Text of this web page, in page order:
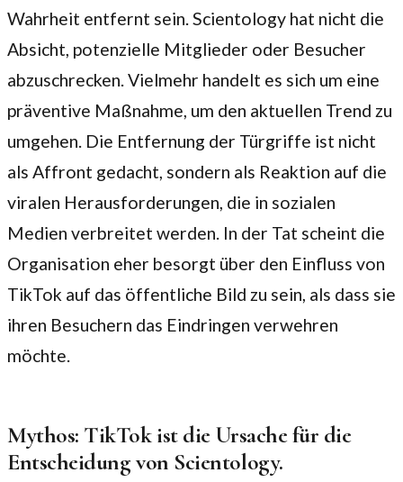
Wahrheit entfernt sein. Scientology hat nicht die
Absicht, potenzielle Mitglieder oder Besucher
abzuschrecken. Vielmehr handelt es sich um eine
präventive Maßnahme, um den aktuellen Trend zu
umgehen. Die Entfernung der Türgriffe ist nicht
als Affront gedacht, sondern als Reaktion auf die
viralen Herausforderungen, die in sozialen
Medien verbreitet werden. In der Tat scheint die
Organisation eher besorgt über den Einfluss von
TikTok auf das öffentliche Bild zu sein, als dass sie
ihren Besuchern das Eindringen verwehren
möchte.
Mythos: TikTok ist die Ursache für die
Entscheidung von Scientology.